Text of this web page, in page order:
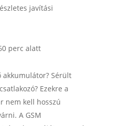
javítási
perc alatt
akkumulátor? Sérült
Ezekre a
nem kell hosszú
A GSM